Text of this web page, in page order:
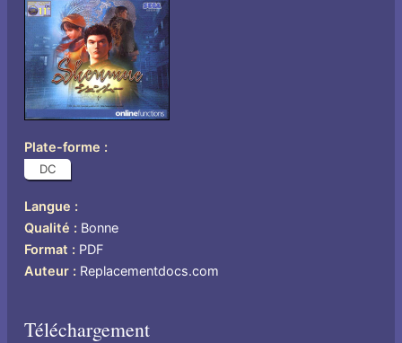
Plate-forme
DC
Langue
US
Qualité
Bonne
Format
PDF
Auteur
Replacementdocs.com
Téléchargement